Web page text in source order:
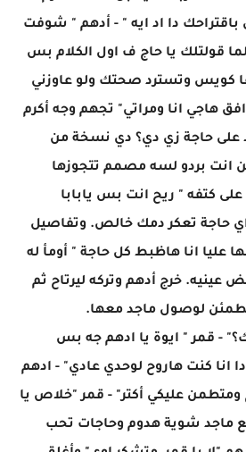
دا اد ايه " - أدهم " شوفت
قولتلك يا حاج ف اول الكلام بس
كويس وتسترد صحتك ولو عاوزني
هاجي انا ومراتي" تجهم وجه أكرم
على حاجة زي دي؟ دي نسخة من
انت بردو لسه مصمم تتجوزها
كتفه " ريح انت بس يابابا
حاجة تعكر دمك خالص. وتفاصيل
عليا انا هاظبط كل حاجة " أومأ له
خرج أدهم وتركه ليرتاح ثم
لوصول ماجد معها.
- قمر " ايوة يا ادهم جه بس
انا كنت هاروح لوحدي عادي" - ادهم
ومتطمن عليكي أكتر" - قمر "خلاص يا
ماجد شوية هدوم وحاجات تحب